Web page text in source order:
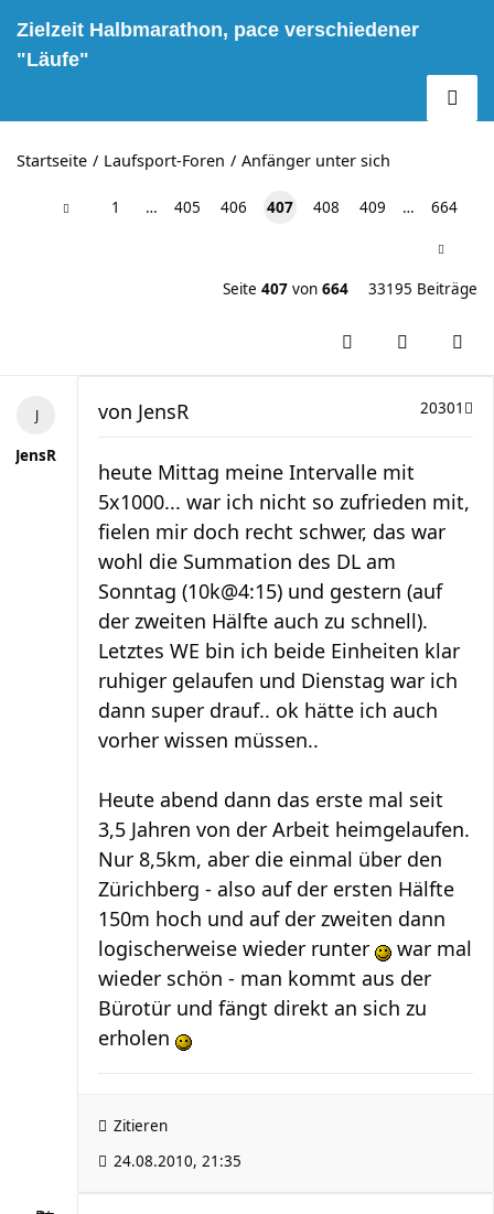
Zielzeit Halbmarathon, pace verschiedener
"Läufe"
Startseite Laufsport-Foren Anfänger unter sich
1 … 405 406 407 408 409 … 664
Seite 407 von 664 33195 Beiträge
JensR
20301
von JensR
heute Mittag meine Intervalle mit
5x1000... war ich nicht so zufrieden mit,
fielen mir doch recht schwer, das war
wohl die Summation des DL am
Sonntag (10k@4:15) und gestern (auf
der zweiten Hälfte auch zu schnell).
Letztes WE bin ich beide Einheiten klar
ruhiger gelaufen und Dienstag war ich
dann super drauf.. ok hätte ich auch
vorher wissen müssen..
Heute abend dann das erste mal seit
3,5 Jahren von der Arbeit heimgelaufen.
Nur 8,5km, aber die einmal über den
Zürichberg - also auf der ersten Hälfte
150m hoch und auf der zweiten dann
logischerweise wieder runter
war mal
wieder schön - man kommt aus der
Bürotür und fängt direkt an sich zu
erholen
Zitieren
24.08.2010, 21:35